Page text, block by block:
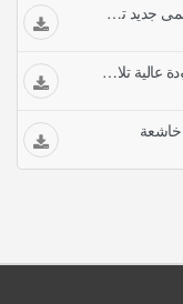
ايات عذبه تريح القلب للشيخ منصور السالمي جديد تلاوات خاشعة
تلاوات مختارة للداعية منصور السالمي جودة عالية تلاوات خاشعة
خاشعة